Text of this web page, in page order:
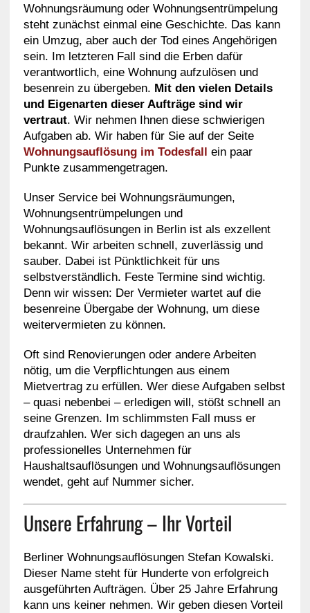
Wohnungsräumung oder Wohnungsentrümpelung
steht zunächst einmal eine Geschichte. Das kann
ein Umzug, aber auch der Tod eines Angehörigen
sein. Im letzteren Fall sind die Erben dafür
verantwortlich, eine Wohnung aufzulösen und
besenrein zu übergeben. Mit den vielen Details
und Eigenarten dieser Aufträge sind wir
vertraut. Wir nehmen Ihnen diese schwierigen
Aufgaben ab. Wir haben für Sie auf der Seite
Wohnungsauflösung im Todesfall ein paar
Punkte zusammengetragen.
Unser Service bei Wohnungsräumungen,
Wohnungsentrümpelungen und
Wohnungsauflösungen in Berlin ist als exzellent
bekannt. Wir arbeiten schnell, zuverlässig und
sauber. Dabei ist Pünktlichkeit für uns
selbstverständlich. Feste Termine sind wichtig.
Denn wir wissen: Der Vermieter wartet auf die
besenreine Übergabe der Wohnung, um diese
weitervermieten zu können.
Oft sind Renovierungen oder andere Arbeiten
nötig, um die Verpflichtungen aus einem
Mietvertrag zu erfüllen. Wer diese Aufgaben selbst
– quasi nebenbei – erledigen will, stößt schnell an
seine Grenzen. Im schlimmsten Fall muss er
draufzahlen. Wer sich dagegen an uns als
professionelles Unternehmen für
Haushaltsauflösungen und Wohnungsauflösungen
wendet, geht auf Nummer sicher.
Unsere Erfahrung – Ihr Vorteil
Berliner Wohnungsauflösungen Stefan Kowalski.
Dieser Name steht für Hunderte von erfolgreich
ausgeführten Aufträgen. Über 25 Jahre Erfahrung
kann uns keiner nehmen. Wir geben diesen Vorteil